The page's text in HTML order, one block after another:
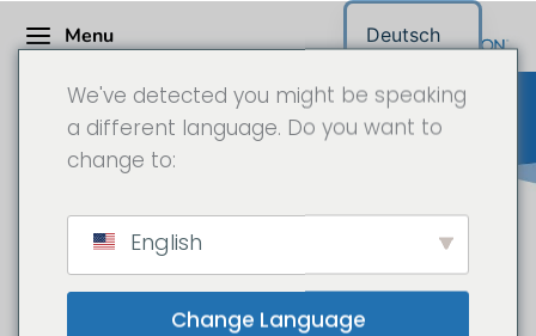
Menu
Construction Site Camera /
Longtime Time-Lapse Camera
Project Inquiry
We've detected you might be speaking
a different language. Do you want to
change to:
English
Change Language
Deutsch